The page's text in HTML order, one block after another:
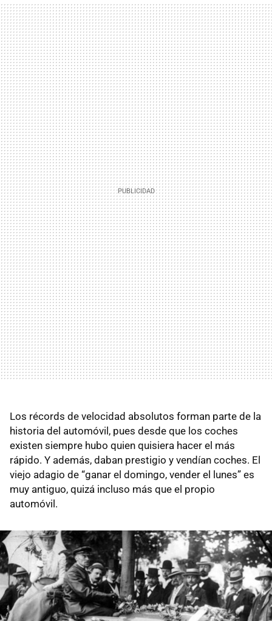
Los récords de velocidad absolutos forman parte de la
historia del automóvil, pues desde que los coches
existen siempre hubo quien quisiera hacer el más
rápido. Y además, daban prestigio y vendían coches. El
viejo adagio de “ganar el domingo, vender el lunes” es
muy antiguo, quizá incluso más que el propio
automóvil.